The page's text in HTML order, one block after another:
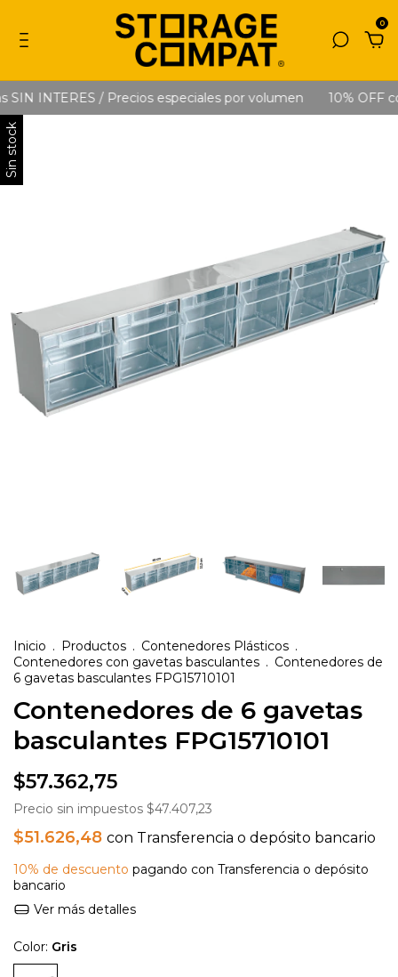
0
INTERES / Precios especiales por volumen 10% OFF
Sin stock
Inicio . Productos . Contenedores Plásticos .
Contenedores con gavetas basculantes . Contenedores de
6 gavetas basculantes FPG15710101
Contenedores de 6 gavetas
basculantes FPG15710101
$57.362,75
Precio sin impuestos $47.407,23
$51.626,48 con Transferencia o depósito bancario
10% de descuento pagando con Transferencia o depósito
bancario
Ver más detalles
Color: Gris